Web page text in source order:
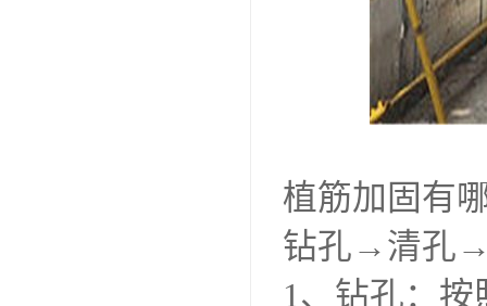
植筋加固有
钻孔→清孔
1、钻孔：